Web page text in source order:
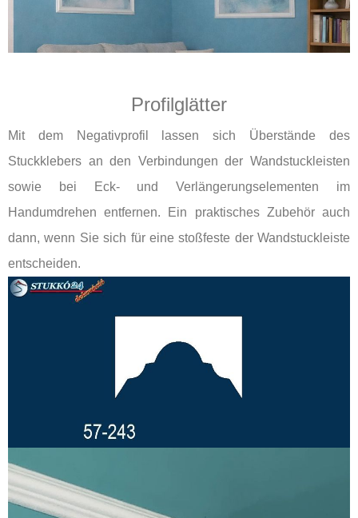
Profilglätter
Mit dem Negativprofil lassen sich Überstände des
Stuckklebers an den Verbindungen der Wandstuckleisten
sowie bei Eck- und Verlängerungselementen im
Handumdrehen entfernen. Ein praktisches Zubehör auch
dann, wenn Sie sich für eine stoßfeste der Wandstuckleiste
entscheiden.